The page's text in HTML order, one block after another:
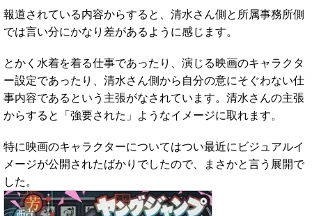
報道されている内容からすると、清水さん側と所属事務所側
では言い分にかなり差があるように感じます。
とかく水着を着る仕事であったり、演じる映画のキャラクタ
ー設定であったり、清水さん側から自分の意にそぐわない仕
事内容であるという主張がなされています。清水さんの主張
からすると「強要された」ようなイメージに取れます。
特に映画のキャラクターについてはつい最近にビジュアルイ
メージが公開されたばかりでしたので、まさかと言う展開で
した。